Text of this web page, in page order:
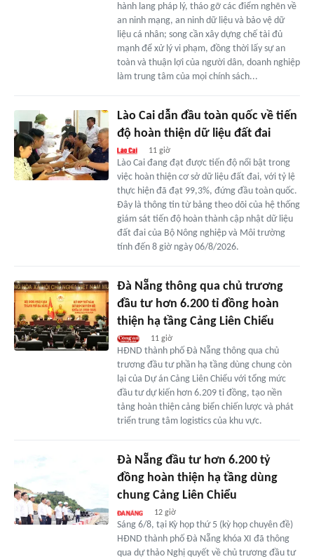
hành lang pháp lý, tháo gỡ các điểm nghẽn về
an ninh mạng, an ninh dữ liệu và bảo vệ dữ
liệu cá nhân; song cần xây dựng chế tài đủ
mạnh để xử lý vi phạm, đồng thời lấy sự an
toàn và thuận lợi của người dân, doanh nghiệp
làm trung tâm của mọi chính sách...
Lào Cai dẫn đầu toàn quốc về tiến
độ hoàn thiện dữ liệu đất đai
11 giờ
Lào Cai đang đạt được tiến độ nổi bật trong
việc hoàn thiện cơ sở dữ liệu đất đai, với tỷ lệ
thực hiện đã đạt 99,3%, đứng đầu toàn quốc.
Đây là thông tin từ bảng theo dõi của hệ thống
giám sát tiến độ hoàn thành cập nhật dữ liệu
đất đai của Bộ Nông nghiệp và Môi trường
tính đến 8 giờ ngày 06/8/2026.
Đà Nẵng thông qua chủ trương
đầu tư hơn 6.200 tỉ đồng hoàn
thiện hạ tầng Cảng Liên Chiểu
11 giờ
HĐND thành phố Đà Nẵng thông qua chủ
trương đầu tư phần hạ tầng dùng chung còn
lại của Dự án Cảng Liên Chiểu với tổng mức
đầu tư dự kiến hơn 6.209 tỉ đồng, tạo nền
tảng hoàn thiện cảng biển chiến lược và phát
triển trung tâm logistics của khu vực.
Đà Nẵng đầu tư hơn 6.200 tỷ
đồng hoàn thiện hạ tầng dùng
chung Cảng Liên Chiểu
12 giờ
Sáng 6/8, tại Kỳ họp thứ 5 (kỳ họp chuyên đề)
HĐND thành phố Đà Nẵng khóa XI đã thông
qua dự thảo Nghị quyết về chủ trương đầu tư